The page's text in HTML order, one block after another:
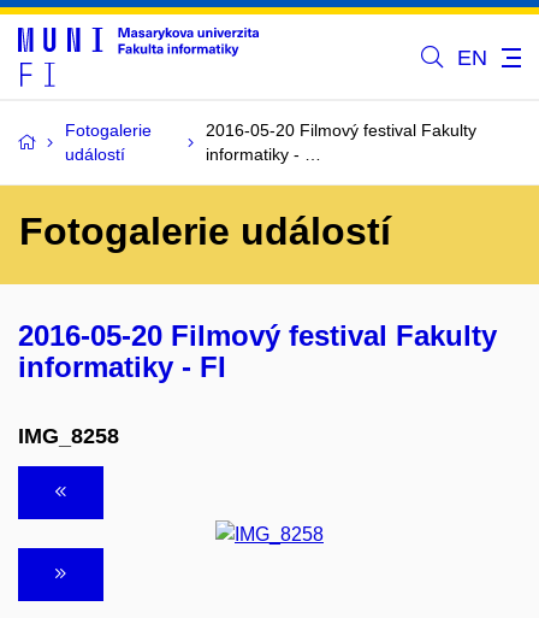
EN
Fotogalerie
událostí
2016-05-20 Filmový festival Fakulty
informatiky - …
Fotogalerie událostí
2016-05-20 Filmový festival Fakulty
informatiky - FI
IMG_8258